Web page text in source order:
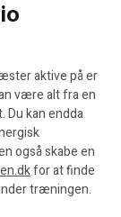
aktive på er
være alt fra en
Du kan endda
også skabe en
for at finde
træningen.